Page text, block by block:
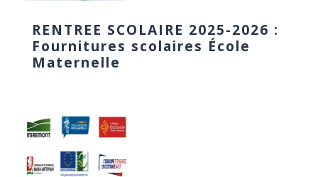
RENTREE SCOLAIRE 2025-2026 :
Fournitures scolaires École
Maternelle